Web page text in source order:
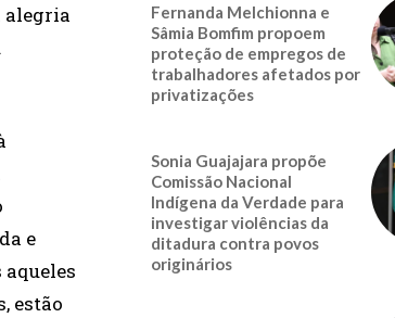
alegria
e
estão
Fernanda Melchionna e
Sâmia Bomfim propoem
proteção de empregos de
trabalhadores afetados por
privatizações
Sonia Guajajara propõe
Comissão Nacional
Indígena da Verdade para
investigar violências da
ditadura contra povos
originários